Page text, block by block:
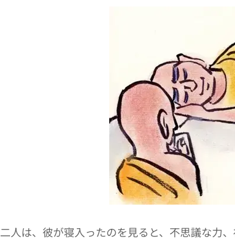
二人は、彼が寝入ったのを見ると、不思議な力、